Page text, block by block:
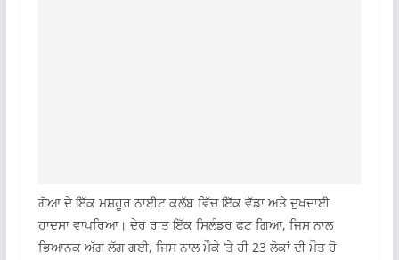
ਗੋਆ ਦੇ ਇੱਕ ਮਸ਼ਹੂਰ ਨਾਈਟ ਕਲੱਬ ਵਿੱਚ ਇੱਕ ਵੱਡਾ ਅਤੇ ਦੁਖਦਾਈ
ਹਾਦਸਾ ਵਾਪਰਿਆ। ਦੇਰ ਰਾਤ ਇੱਕ ਸਿਲੰਡਰ ਫਟ ਗਿਆ, ਜਿਸ ਨਾਲ
ਭਿਆਨਕ ਅੱਗ ਲੱਗ ਗਈ, ਜਿਸ ਨਾਲ ਮੌਕੇ ‘ਤੇ ਹੀ 23 ਲੋਕਾਂ ਦੀ ਮੌਤ ਹੋ